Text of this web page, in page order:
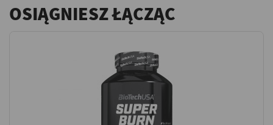
OSIĄGNIESZ ŁĄCZĄC